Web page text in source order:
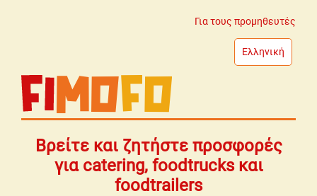
Για τους προμηθευτές
Ελληνική
Βρείτε και ζητήστε προσφορές
για catering, foodtrucks και
foodtrailers